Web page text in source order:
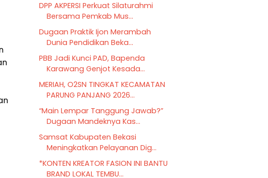
DPP AKPERSI Perkuat Silaturahmi
Bersama Pemkab Mus...
Dugaan Praktik Ijon Merambah
Dunia Pendidikan Beka...
PBB Jadi Kunci PAD, Bapenda
Karawang Genjot Kesada...
MERIAH, O2SN TINGKAT KECAMATAN
PARUNG PANJANG 2026...
“Main Lempar Tanggung Jawab?”
Dugaan Mandeknya Kas...
Samsat Kabupaten Bekasi
Meningkatkan Pelayanan Dig...
*KONTEN KREATOR FASION INI BANTU
BRAND LOKAL TEMBU...